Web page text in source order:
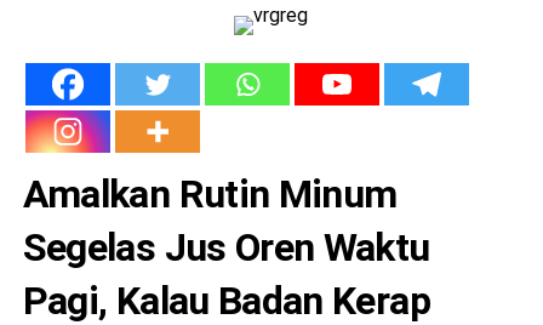
Amalkan Rutin Minum
Segelas Jus Oren Waktu
Pagi, Kalau Badan Kerap